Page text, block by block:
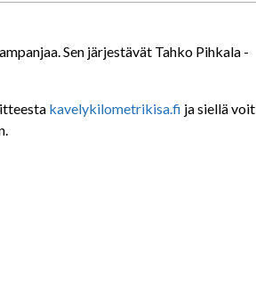
Sen järjestävät Tahko Pihkala -
kavelykilometrikisa.fi ja siellä voit